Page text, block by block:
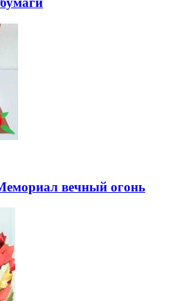
вечный огонь